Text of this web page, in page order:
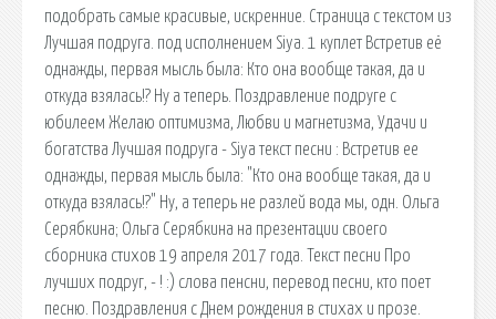
подобрать самые красивые, искренние. Страница с текстом из
Лучшая подруга. под исполнением Siya. 1 куплет Встретив её
однажды, первая мысль была: Кто она вообще такая, да и
откуда взялась!? Ну а теперь. Поздравление подруге с
юбилеем Желаю оптимизма, Любви и магнетизма, Удачи и
богатства Лучшая подруга - Siya текст песни : Встретив ее
однажды, первая мысль была: "Кто она вообще такая, да и
откуда взялась!?" Ну, а теперь не разлей вода мы, одн. Ольга
Серябкина; Ольга Серябкина на презентации своего
сборника стихов 19 апреля 2017 года. Текст песни Про
лучших подруг, - ! :) слова пенсни, перевод песни, кто поет
песню. Поздравления с Днем рождения в стихах и прозе.